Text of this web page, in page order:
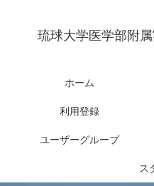
琉球大学医学部附
ホーム
利用登録
ユーザーグループ
ス